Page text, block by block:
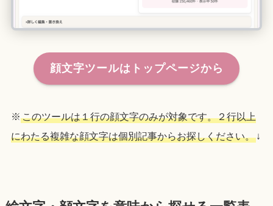
顔文字ツールはトップページから
※ このツールは１行の顔文字のみが対象です。２行以上
にわたる複雑な顔文字は個別記事からお探しください。↓